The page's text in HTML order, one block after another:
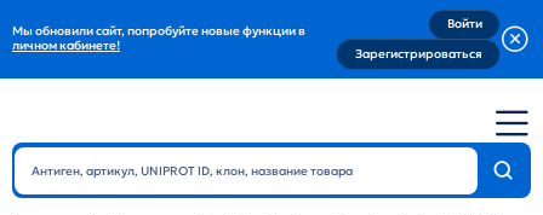
Мы обновили сайт, попробуйте новые функции в
личном кабинете!
Войти
Зарегистрироваться